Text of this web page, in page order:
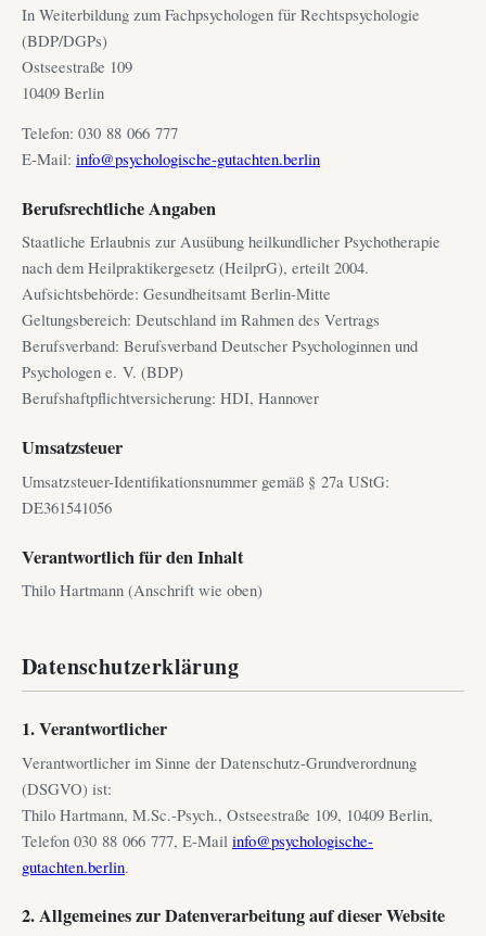
In Weiterbildung zum Fachpsychologen für Rechtspsychologie
(BDP/DGPs)
Ostseestraße 109
10409 Berlin
Telefon: 030 88 066 777
E-Mail: info@psychologische-gutachten.berlin
Berufsrechtliche Angaben
Staatliche Erlaubnis zur Ausübung heilkundlicher Psychotherapie
nach dem Heilpraktikergesetz (HeilprG), erteilt 2004.
Aufsichtsbehörde: Gesundheitsamt Berlin-Mitte
Geltungsbereich: Deutschland im Rahmen des Vertrags
Berufsverband: Berufsverband Deutscher Psychologinnen und
Psychologen e. V. (BDP)
Berufshaftpflichtversicherung: HDI, Hannover
Umsatzsteuer
Umsatzsteuer-Identifikationsnummer gemäß § 27a UStG:
DE361541056
Verantwortlich für den Inhalt
Thilo Hartmann (Anschrift wie oben)
Datenschutzerklärung
1. Verantwortlicher
Verantwortlicher im Sinne der Datenschutz-Grundverordnung
(DSGVO) ist:
Thilo Hartmann, M.Sc.-Psych., Ostseestraße 109, 10409 Berlin,
Telefon 030 88 066 777, E-Mail info@psychologische-
gutachten.berlin.
2. Allgemeines zur Datenverarbeitung auf dieser Website